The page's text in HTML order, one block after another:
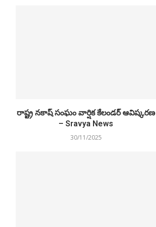
రాష్ట్ర నకాష్ సంఘం వార్షిక కేలండర్ ఆవిష్కరణ
– Sravya News
30/11/2025